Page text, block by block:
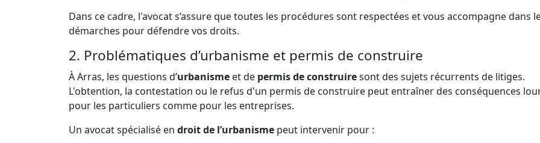
Dans ce cadre, l'avocat s’assure que toutes les procédures sont respectées et vous accompagne dans
démarches pour défendre vos droits.
2. Problématiques d’urbanisme et permis de construire
À Arras, les questions d’urbanisme et de permis de construiresont des sujets récurrents de litiges.
L'obtention, la contestation ou le refus d'un permis de construire peut entraîner des conséquences
pour les particuliers comme pour les entreprises.
Un avocat spécialisé en droit de l’urbanisme peut intervenir pour :